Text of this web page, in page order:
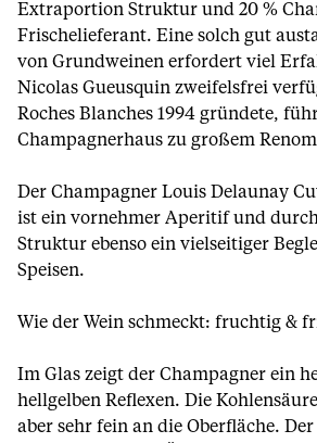
Extraportion Struktur und 20 %
Frischelieferant. Eine solch gut
von Grundweinen erfordert viel
Nicolas Gueusquin zweifelsfrei
Roches Blanches 1994 gründete,
Champagnerhaus zu großem
Der Champagner Louis Delaunay
ist ein vornehmer Aperitif und
Struktur ebenso ein vielseitiger
Speisen.
Wie der Wein schmeckt: fruchtig &
Im Glas zeigt der Champagner ein
hellgelben Reflexen. Die
aber sehr fein an die Oberfläche.